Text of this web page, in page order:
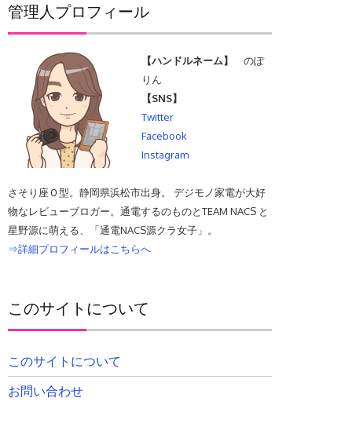
管理人プロフィール
【ハンドルネーム】
のぽ
りん
【SNS】
Twitter
Facebook
Instagram
さそり座Ｏ型。静岡県浜松市出身。 デジモノ家電が大好
物なレビューブロガー。通電するのものとTEAM NACS と
星野源に萌える、「通電NACS源クラ女子」。
⇒詳細プロフィールはこちらへ
このサイトについて
このサイトについて
お問い合わせ